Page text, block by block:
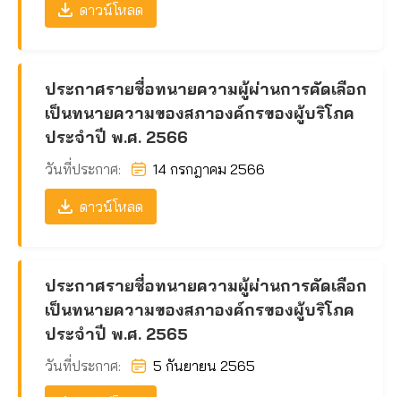
ดาวน์โหลด
ประกาศรายชื่อทนายความผู้ผ่านการคัดเลือก
เป็นทนายความของสภาองค์กรของผู้บริโภค
ประจำปี พ.ศ. 2566
วันที่ประกาศ: 14 กรกฎาคม 2566
ดาวน์โหลด
ประกาศรายชื่อทนายความผู้ผ่านการคัดเลือก
เป็นทนายความของสภาองค์กรของผู้บริโภค
ประจำปี พ.ศ. 2565
วันที่ประกาศ: 5 กันยายน 2565